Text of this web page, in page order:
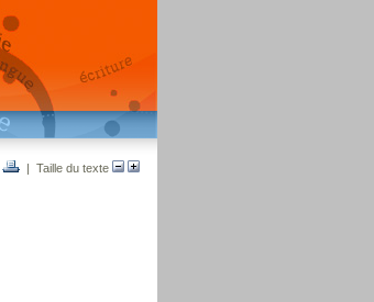
| Taille du texte